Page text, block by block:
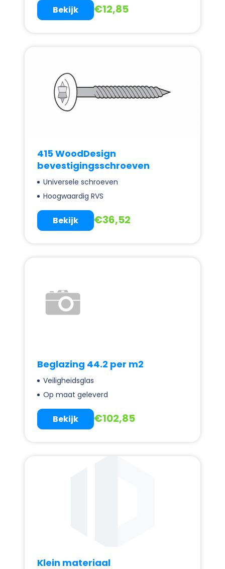
€12,85
Bekijk
415 WoodDesign
bevestigingsschroeven
Universele schroeven
Hoogwaardig RVS
€36,52
Bekijk
Beglazing 44.2 per m2
Veiligheidsglas
Op maat geleverd
€102,85
Bekijk
Klein materiaal